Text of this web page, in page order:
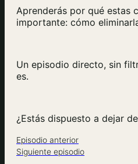
Aprenderás por qué estas
importante: cómo
Un episodio directo, sin
es.
¿Estás dispuesto a dejar
Episodio anterior
Siguiente episodio